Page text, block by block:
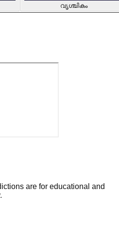
വൃശ്ചികം
are for educational and